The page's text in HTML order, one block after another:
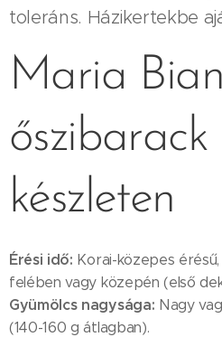
toleráns. Házikertekbe
Maria
készleten
Érési idő: Korai-közepes
felében vagy közepén (első
Gyümölcs nagysága: Nagy
(140-160 g átlagban).